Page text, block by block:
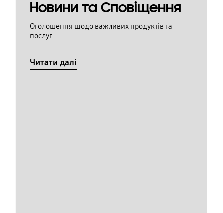
Новини та Сповіщення
Оголошення щодо важливих продуктів та
послуг
Читати далі